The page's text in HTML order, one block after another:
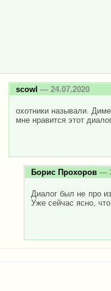
scowl — 24.07.2020
охотники называли.
мне нравится этот
Борис Прохоров —
Диалог был не про
Уже сейчас ясно,